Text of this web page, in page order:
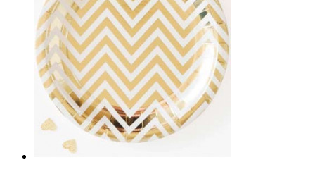
Honeycomb pomponger rosa
Pakke med 3 rosa honeycomb pomponger.
info
99
Kjøp